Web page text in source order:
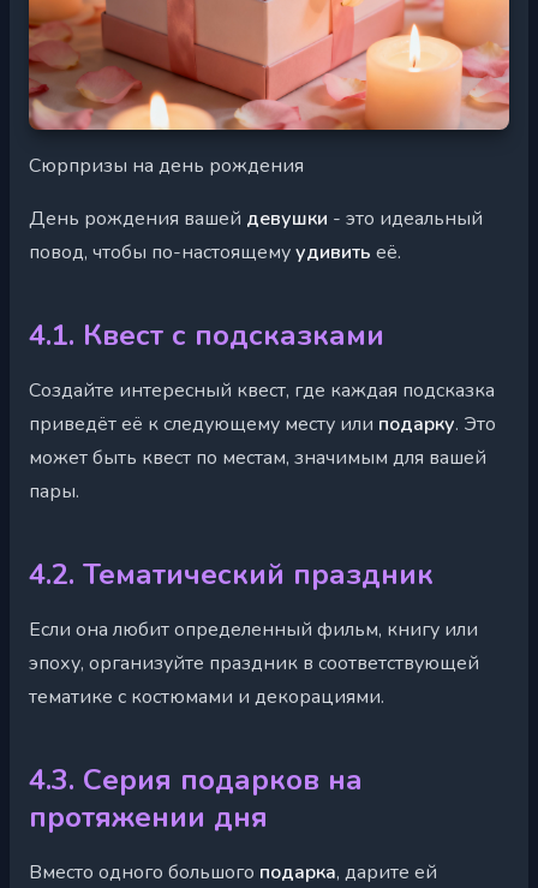
Сюрпризы на день рождения
День рождения вашей девушки - это идеальный
повод, чтобы по-настоящемуудивить её.
4.1. Квест с подсказками
Создайте интересный квест, где каждая подсказка
приведёт её к следующему месту или подарку. Это
может быть квест по местам, значимым для вашей
пары.
4.2. Тематический праздник
Если она любит определенный фильм, книгу или
эпоху, организуйте праздник в соответствующей
тематике с костюмами и декорациями.
4.3. Серия подарков на
протяжении дня
Вместо одного большого подарка, дарите ей